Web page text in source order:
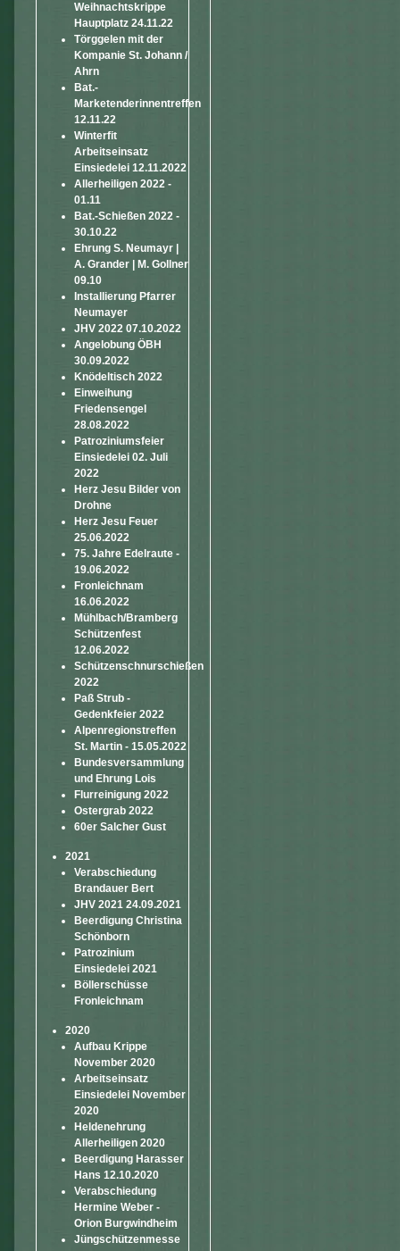
Weihnachtskrippe
Hauptplatz 24.11.22
Törggelen mit der
Kompanie St. Johann /
Ahrn
Bat.-
Marketenderinnentreffen
12.11.22
Winterfit
Arbeitseinsatz
Einsiedelei 12.11.2022
Allerheiligen 2022 -
01.11
Bat.-Schießen 2022 -
30.10.22
Ehrung S. Neumayr |
A. Grander | M. Gollner
09.10
Installierung Pfarrer
Neumayer
JHV 2022 07.10.2022
Angelobung ÖBH
30.09.2022
Knödeltisch 2022
Einweihung
Friedensengel
28.08.2022
Patroziniumsfeier
Einsiedelei 02. Juli
2022
Herz Jesu Bilder von
Drohne
Herz Jesu Feuer
25.06.2022
75. Jahre Edelraute -
19.06.2022
Fronleichnam
16.06.2022
Mühlbach/Bramberg
Schützenfest
12.06.2022
Schützenschnurschießen
2022
Paß Strub -
Gedenkfeier 2022
Alpenregionstreffen
St. Martin - 15.05.2022
Bundesversammlung
und Ehrung Lois
Flurreinigung 2022
Ostergrab 2022
60er Salcher Gust
2021
Verabschiedung
Brandauer Bert
JHV 2021 24.09.2021
Beerdigung Christina
Schönborn
Patrozinium
Einsiedelei 2021
Böllerschüsse
Fronleichnam
2020
Aufbau Krippe
November 2020
Arbeitseinsatz
Einsiedelei November
2020
Heldenehrung
Allerheiligen 2020
Beerdigung Harasser
Hans 12.10.2020
Verabschiedung
Hermine Weber -
Orion Burgwindheim
Jüngschützenmesse